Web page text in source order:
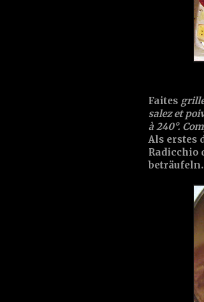
Faites
salez et
à 240°.
Als erstes
Radicchio